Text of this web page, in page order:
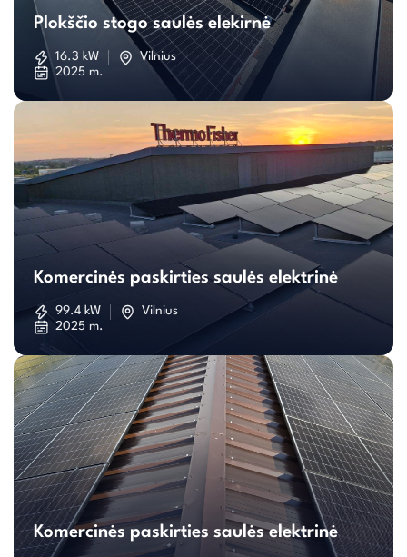
stogo
saulės
elekirnė
Plokščio stogo saulės elekirnė
16.3 kW
Vilnius
2025 m.
Komercinės
paskirties
saulės
elektrinė
Komercinės paskirties saulės elektrinė
99.4 kW
Vilnius
2025 m.
Komercinės
paskirties
Komercinės paskirties saulės elektrinė